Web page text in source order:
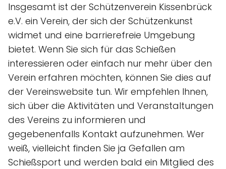
Insgesamt ist der Schützenverein Kissenbrück
e.V. ein Verein, der sich der Schützenkunst
widmet und eine barrierefreie Umgebung
bietet. Wenn Sie sich für das Schießen
interessieren oder einfach nur mehr über den
Verein erfahren möchten, können Sie dies auf
der Vereinswebsite tun. Wir empfehlen Ihnen,
sich über die Aktivitäten und Veranstaltungen
des Vereins zu informieren und
gegebenenfalls Kontakt aufzunehmen. Wer
weiß, vielleicht finden Sie ja Gefallen am
Schießsport und werden bald ein Mitglied des